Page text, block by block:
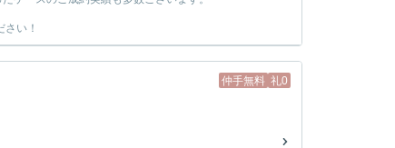
い！
仲手無料 礼0